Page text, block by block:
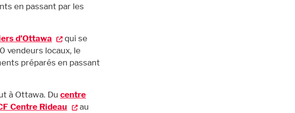
en passant par les
d’Ottawa
qui se
vendeurs locaux, le
préparés en passant
à Ottawa. Du centre
Centre Rideau
au